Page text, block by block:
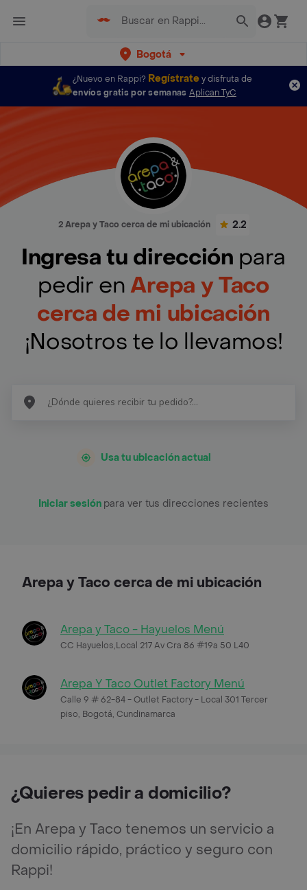
Bogotá
¿Nuevo en Rappi? Regístratey disfruta de
envíos gratis por semanas Aplican TyC
2 Arepa y Taco cerca de mi ubicación 2.2
Ingresa tu dirección para
pedir enArepa y Taco
cerca de mi ubicación
¡Nosotros te lo llevamos!
Usa tu ubicación actual
Iniciar sesión para ver tus direcciones recientes
Arepa y Taco cerca de mi ubicación
Arepa y Taco - Hayuelos Menú
CC Hayuelos,Local 217 Av Cra 86 #19a 50 L40
Arepa Y Taco Outlet Factory Menú
Calle 9 # 62-84 - Outlet Factory - Local 301 Tercer
piso, Bogotá, Cundinamarca
¿Quieres pedir a domicilio?
¡En Arepa y Taco tenemos un servicio a
domicilio rápido, práctico y seguro con
Rappi!